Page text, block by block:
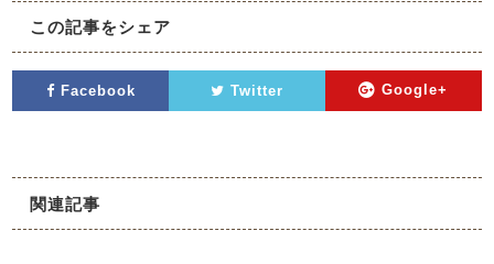
この記事をシェア
Facebook Twitter Google+
関連記事